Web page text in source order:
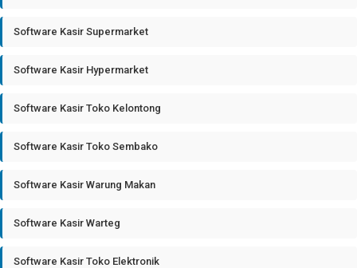
Software Kasir Supermarket
Software Kasir Hypermarket
Software Kasir Toko Kelontong
Software Kasir Toko Sembako
Software Kasir Warung Makan
Software Kasir Warteg
Software Kasir Toko Elektronik